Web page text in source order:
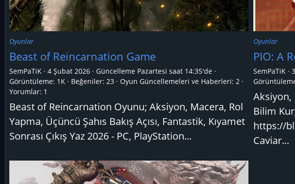
Oyunlar
Beast of Reincarnation Game
SemPaTiK 4 Şubat 2026 Güncelleme Pazartesi saat 14:35'de
Görüntüleme: 1K
Beğeniler: 23 Oyun Güncellemeleri ve Haberleri: 2
Yorumlar: 1
Beast of Reincarnation Oyunu; Aksiyon, Macera, Rol
Yapma, Üçüncü Şahıs Bakış Açısı, Fantastik, Kıyamet
Sonrası Çıkış Yaz 2026 - PC, PlayStation...
Oyunlar
PIO: A
SemPaTiK
Aksiyon,
Bilim
https://
Caviar...